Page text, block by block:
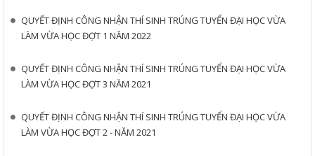
QUYẾT ĐỊNH CÔNG NHẬN THÍ SINH TRÚNG TUYỂN ĐẠI HỌC VỪA
LÀM VỪA HỌC ĐỢT 1 NĂM 2022
QUYẾT ĐỊNH CÔNG NHẬN THÍ SINH TRÚNG TUYỂN ĐẠI HỌC VỪA
LÀM VỪA HỌC ĐỢT 3 NĂM 2021
QUYẾT ĐỊNH CÔNG NHẬN THÍ SINH TRÚNG TUYỂN ĐẠI HỌC VỪA
LÀM VỪA HỌC ĐỢT 2 - NĂM 2021